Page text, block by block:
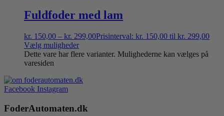
Fuldfoder med lam
kr. 150,00 – kr. 299,00Prisinterval: kr. 150,00 til kr. 299,00
Vælg muligheder
Dette vare har flere varianter. Mulighederne kan vælges på
varesiden
Facebook Instagram
FoderAutomaten.dk